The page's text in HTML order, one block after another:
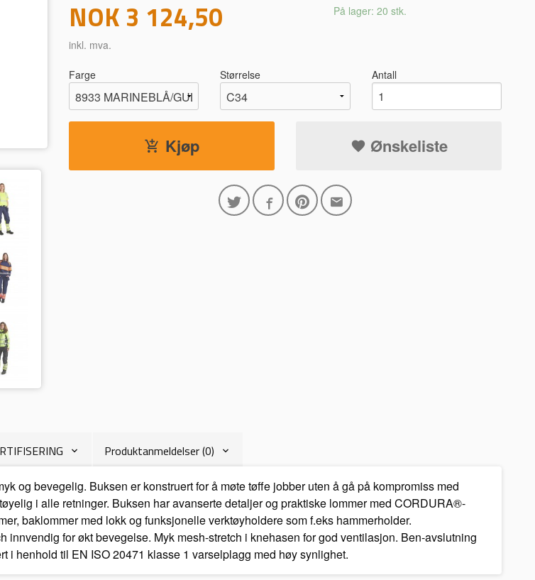
Pris
NOK 3 124,50
inkl. mva.
På lager: 20 stk.
Farge Størrelse Antall
Kjøp Ønskeliste
Produktanmeldelser (0)
og bevegelig. Buksen er konstruert for å møte tøffe jobber uten å gå på kompromiss med
i alle retninger. Buksen har avanserte detaljer og praktiske lommer med CORDURA®-
baklommer med lokk og funksjonelle verktøyholdere som f.eks hammerholder.
for økt bevegelse. Myk mesh-stretch i knehasen for god ventilasjon. Ben-avslutning
henhold til EN ISO 20471 klasse 1 varselplagg med høy synlighet.